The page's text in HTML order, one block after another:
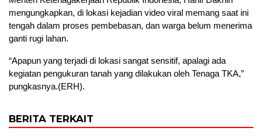
mengungkapkan, di lokasi kejadian video viral memang saat ini
tengah dalam proses pembebasan, dan warga belum menerima
ganti rugi lahan.
“Apapun yang terjadi di lokasi sangat sensitif, apalagi ada
kegiatan pengukuran tanah yang dilakukan oleh Tenaga TKA,”
pungkasnya.(ERH).
BERITA TERKAIT